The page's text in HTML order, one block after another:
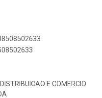
E COMERCIO